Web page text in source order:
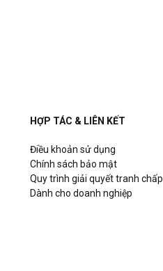
HỢP TÁC & LIÊN KẾT
Điều khoản sử dụng
Chính sách bảo mật
Quy trình giải quyết tranh chấp
Dành cho doanh nghiệp